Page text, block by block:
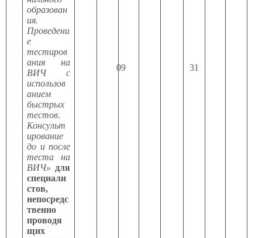
образован
ия.
Проведени
е
тестиров
ания на
ВИЧ с
использов
анием
быстрых
тестов.
Консульт
ирование
до и после
теста на
ВИЧ» для
специали
стов,
непосредс
твенно
проводя
щих
09 31